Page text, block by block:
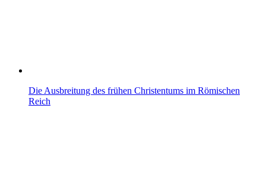
Die Ausbreitung des frühen Christentums im Römischen
Reich